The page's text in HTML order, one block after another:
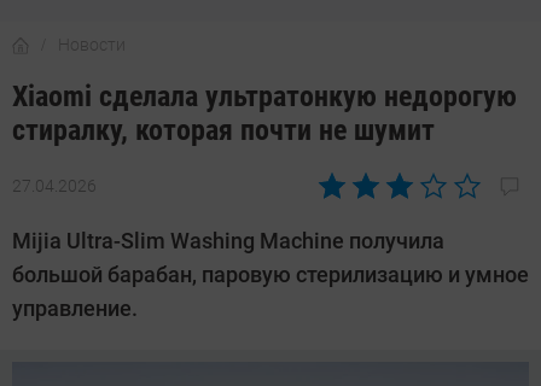
Новости
Xiaomi сделала ультратонкую недорогую
стиралку, которая почти не шумит
27.04.2026
Автор:
Довлатова
Mijia Ultra-Slim Washing Machine получила
большой барабан, паровую стерилизацию и умное
управление.